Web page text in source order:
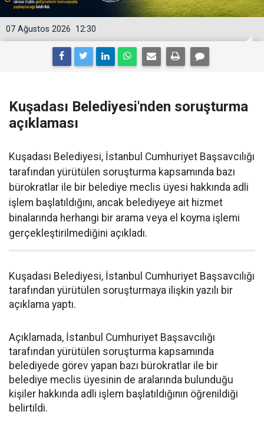
12:30
07 Ağustos 2026
Kuşadası Belediyesi'nden soruşturma
açıklaması
Kuşadası Belediyesi, İstanbul Cumhuriyet Başsavcılığı
tarafından yürütülen soruşturma kapsamında bazı
bürokratlar ile bir belediye meclis üyesi hakkında adli
işlem başlatıldığını, ancak belediyeye ait hizmet
binalarında herhangi bir arama veya el koyma işlemi
gerçekleştirilmediğini açıkladı.
Kuşadası Belediyesi, İstanbul Cumhuriyet Başsavcılığı
tarafından yürütülen soruşturmaya ilişkin yazılı bir
açıklama yaptı.
Açıklamada, İstanbul Cumhuriyet Başsavcılığı
tarafından yürütülen soruşturma kapsamında
belediyede görev yapan bazı bürokratlar ile bir
belediye meclis üyesinin de aralarında bulunduğu
kişiler hakkında adli işlem başlatıldığının öğrenildiği
belirtildi.